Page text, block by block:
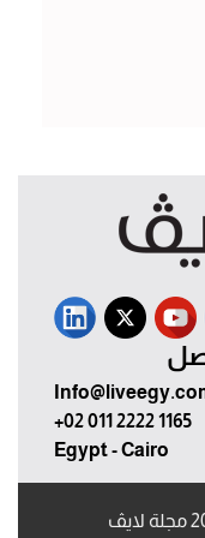
+02 011 2222 1165
Egypt - Cairo